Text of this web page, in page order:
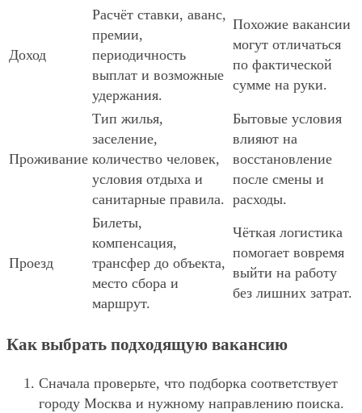
Доход
Расчёт ставки, аванс,
премии,
периодичность
выплат и возможные
удержания.
Похожие вакансии
могут отличаться
по фактической
сумме на руки.
Проживание
Тип жилья,
заселение,
количество человек,
условия отдыха и
санитарные правила.
Бытовые условия
влияют на
восстановление
после смены и
расходы.
Проезд
Билеты,
компенсация,
трансфер до объекта,
место сбора и
маршрут.
Чёткая логистика
помогает вовремя
выйти на работу
без лишних затрат.
Как выбрать подходящую вакансию
Сначала проверьте, что подборка соответствует
городу Москва и нужному направлению поиска.